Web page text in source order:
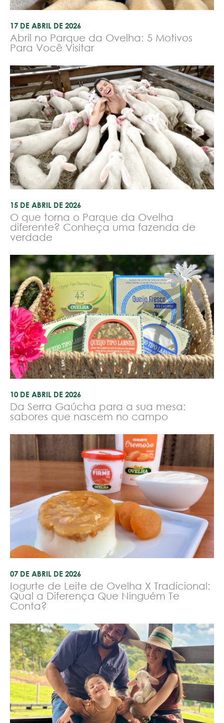
17 DE ABRIL DE 2026
Abril no Parque da Ovelha: 5 Motivos
Para Você Visitar
15 DE ABRIL DE 2026
O que torna o Parque da Ovelha
diferente? Conheça uma fazenda de
verdade
10 DE ABRIL DE 2026
Da Serra Gaúcha para a sua mesa:
sabores que nascem no campo
07 DE ABRIL DE 2026
Iogurte de Leite de Ovelha X Tradicional:
Qual a Diferença Que Ninguém Te
Conta?